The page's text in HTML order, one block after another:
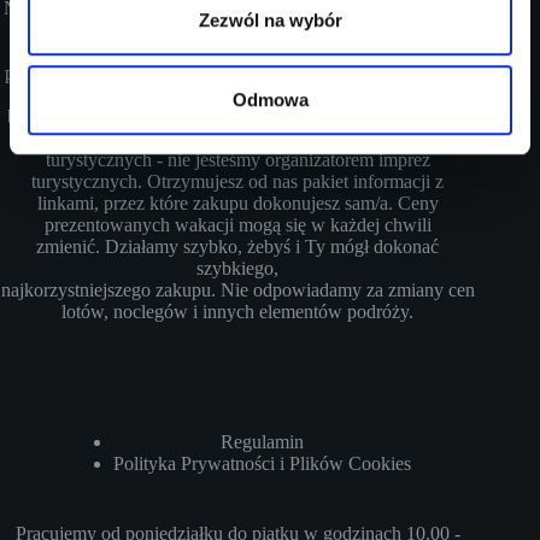
Zezwól na wybór
Odmowa
Nie jesteśmy biurem podróży. Zajmujemy się poszukiwaniem
najlepszych i najkorzystniejszych ofert linii lotniczych,
noclegów i
planowaniem Twojej wymarzonej podróży, mając na uwadze
Twój
budżet i oczekiwania. Zgodnie z ustawą z dn. 24.11.2017r. o
imprezach turystycznych i powiązanych usługach
turystycznych - nie jesteśmy organizatorem imprez
turystycznych. Otrzymujesz od nas pakiet informacji z
linkami, przez które zakupu dokonujesz sam/a. Ceny
prezentowanych wakacji mogą się w każdej chwili
zmienić. Działamy szybko, żebyś i Ty mógł dokonać
szybkiego,
najkorzystniejszego zakupu. Nie odpowiadamy za zmiany cen
lotów, noclegów i innych elementów podróży.
Regulamin
Polityka Prywatności i Plików Cookies
Pracujemy od poniedziałku do piątku w godzinach 10.00 -